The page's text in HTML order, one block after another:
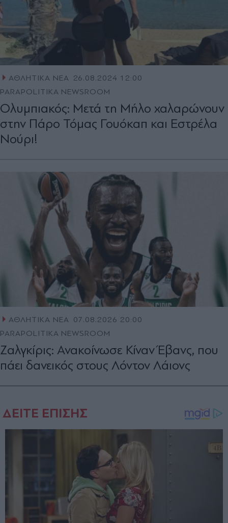
ΑΘΛΗΤΙΚΑ ΝΕΑ 26.08.2024 12:00
PARAPOLITIKA NEWSROOM
Ολυμπιακός: Μετά τη Μήλο χαλαρώνουν
στην Πάρο Τόμας Γουόκαπ και Εστρέλα
Νούρι!
ΑΘΛΗΤΙΚΑ ΝΕΑ 07.08.2026 20:00
PARAPOLITIKA NEWSROOM
Ζαλγκίρις: Ανακοίνωσε Κίναν Έβανς, που
πάει δανεικός στους Λόντον Λάιονς